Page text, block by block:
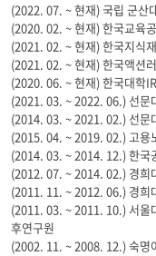
(2022. 07. ~ 현재) 국립 군산
(2020. 02. ~ 현재) 한국교육
(2021. 02. ~ 현재) 한국지식
(2021. 02. ~ 현재) 한국액션
(2020. 06. ~ 현재) 한국대학
(2021. 03. ~ 2022. 06.) 선문
(2014. 03. ~ 2021. 02.) 선문
(2015. 04. ~ 2019. 02.) 고용
(2014. 03. ~ 2014. 12.) 한국
(2012. 07. ~ 2014. 02.) 경희
(2011. 11. ~ 2012. 06.) 경희
(2011. 03. ~ 2011. 10.) 서울
후연구원
(2002. 11. ~ 2008. 12.) 숙명